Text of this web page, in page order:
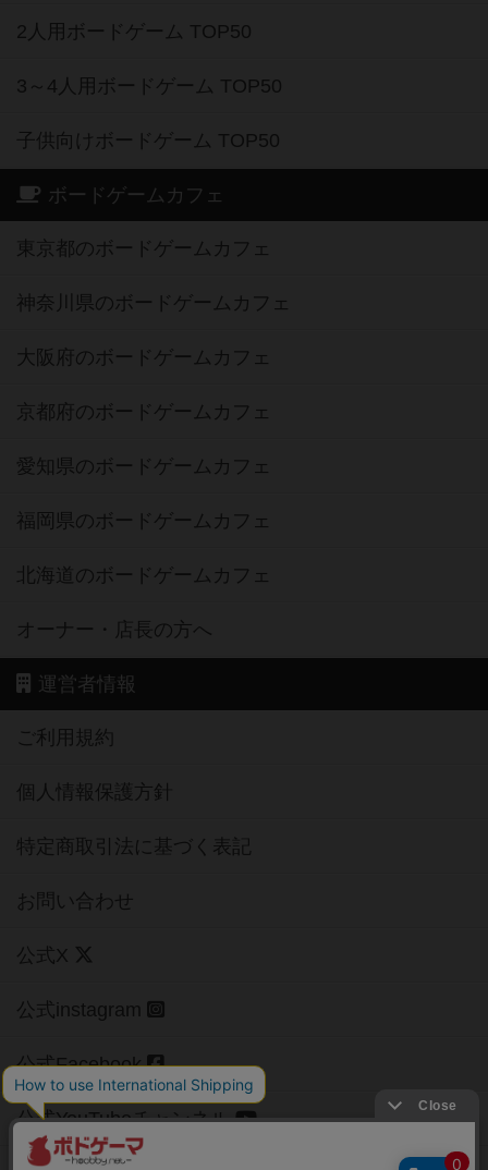
2人用ボードゲーム TOP50
3～4人用ボードゲーム TOP50
子供向けボードゲーム TOP50
ボードゲームカフェ
東京都のボードゲームカフェ
神奈川県のボードゲームカフェ
大阪府のボードゲームカフェ
京都府のボードゲームカフェ
愛知県のボードゲームカフェ
福岡県のボードゲームカフェ
北海道のボードゲームカフェ
オーナー・店長の方へ
運営者情報
ご利用規約
個人情報保護方針
特定商取引法に基づく表記
お問い合わせ
公式X
公式instagram
公式Facebook
公式YouTubeチャンネル